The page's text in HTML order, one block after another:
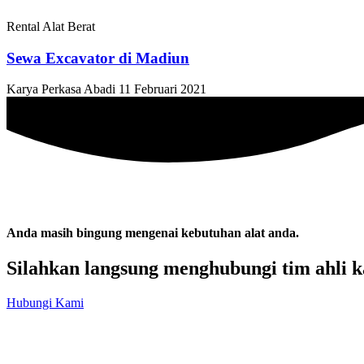
Rental Alat Berat
Sewa Excavator di Madiun
Karya Perkasa Abadi 11 Februari 2021
Anda masih bingung mengenai kebutuhan alat anda.
Silahkan langsung menghubungi tim ahli
Hubungi Kami